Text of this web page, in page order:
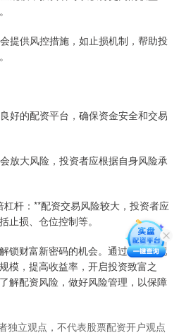
提供风控措施，如止损机制，帮助投
好的配资平台，确保资金安全和交易
放大风险，投资者应根据自身风险承
杆：**配资交易风险较大，投资者应
止损、仓位控制等。
锁财富新密码的机会。通过合理的配
模，提高收益率，开启投资致富之
解配资风险，做好风险管理，以保障
独立观点，不代表股票配资开户观点